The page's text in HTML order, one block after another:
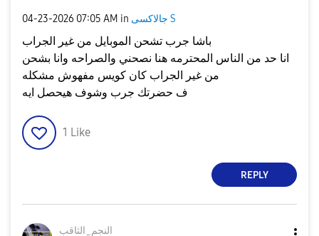
‎04-23-2026 07:05 AM in جالاكسى S
باشا جرب تشحن الموبايل من غير الجراب
انا حد من الناس المحترمه هنا نصحني والصراحه وانا بشحن
من غير الجراب كان كويس مفهوش مشكله
ف حضرتك جرب وشوف هيحصل ايه
1 Like
REPLY
النجم_الثاقب